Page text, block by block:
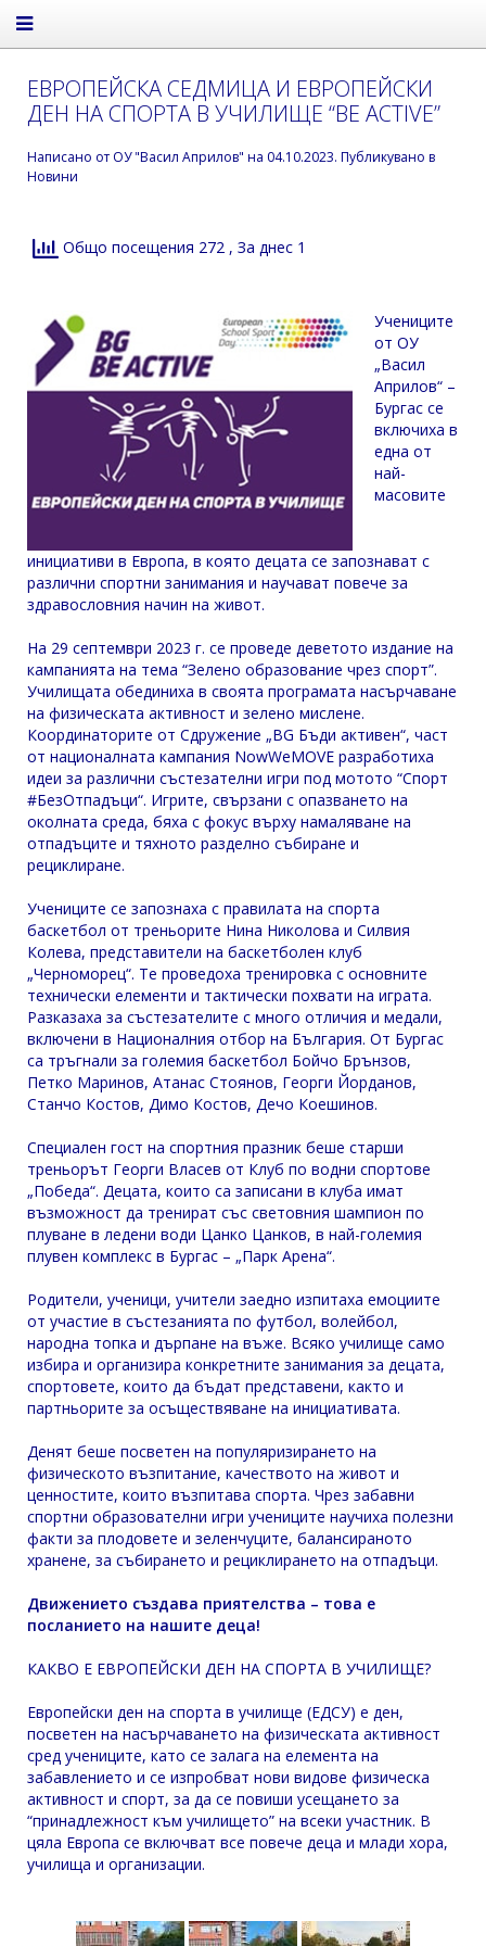
ЕВРОПЕЙСКА СЕДМИЦА И ЕВРОПЕЙСКИ
ДЕН НА СПОРТА В УЧИЛИЩЕ “BЕ ACTIVE”
Написано от ОУ "Васил Априлов" на 04.10.2023. Публикувано в
Новини
Общо посещения 272 , За днес 1
Учениците
от ОУ
„Васил
Априлов“ –
Бургас се
включиха в
една от
най-
масовите
инициативи в Европа, в която децата се запознават с
различни спортни занимания и научават повече за
здравословния начин на живот.
На 29 септември 2023 г. се проведе деветото издание на
кампанията на тема “Зелено образование чрез спорт”.
Училищата обединиха в своята програмата насърчаване
на физическата активност и зелено мислене.
Координаторите от Сдружение „BG Бъди активен“, част
от националната кампания NowWeMOVE разработиха
идеи за различни състезателни игри под мотото “Спорт
#БезОтпадъци“. Игрите, свързани с опазването на
околната среда, бяха с фокус върху намаляване на
отпадъците и тяхното разделно събиране и
рециклиране.
Учениците се запознаха с правилата на спорта
баскетбол от треньорите Нина Николова и Силвия
Колева, представители на баскетболен клуб
„Черноморец“. Те проведоха тренировка с основните
технически елементи и тактически похвати на играта.
Разказаха за състезателите с много отличия и медали,
включени в Националния отбор на България. От Бургас
са тръгнали за големия баскетбол Бойчо Брънзов,
Петко Маринов, Атанас Стоянов, Георги Йорданов,
Станчо Костов, Димо Костов, Дечо Коешинов.
Специален гост на спортния празник беше старши
треньорът Георги Власев от Клуб по водни спортове
„Победа“. Децата, които са записани в клуба имат
възможност да тренират със световния шампион по
плуване в ледени води Цанко Цанков, в най-големия
плувен комплекс в Бургас – „Парк Арена“.
Родители, ученици, учители заедно изпитаха емоциите
от участие в състезанията по футбол, волейбол,
народна топка и дърпане на въже. Всяко училище само
избира и организира конкретните занимания за децата,
спортовете, които да бъдат представени, както и
партньорите за осъществяване на инициативата.
Денят беше посветен на популяризирането на
физическото възпитание, качеството на живот и
ценностите, които възпитава спорта. Чрез забавни
спортни образователни игри учениците научиха полезни
факти за плодовете и зеленчуците, балансираното
хранене, за събирането и рециклирането на отпадъци.
Движението създава приятелства – това е
посланието на нашите деца!
КАКВО Е ЕВРОПЕЙСКИ ДЕН НА СПОРТА В УЧИЛИЩЕ?
Европейски ден на спорта в училище (ЕДСУ) е ден,
посветен на насърчаването на физическата активност
сред учениците, като се залага на елемента на
забавлението и се изпробват нови видове физическа
активност и спорт, за да се повиши усещането за
“принадлежност към училището” на всеки участник. В
цяла Европа се включват все повече деца и млади хора,
училища и организации.